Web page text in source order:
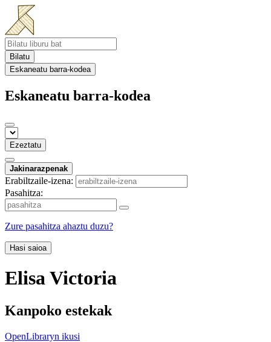
Bilatu
Eskaneatu barra-kodea
Eskaneatu barra-kodea
Ezeztatu
Jakinarazpenak
Erabiltzaile-izena:
Pasahitza:
Zure pasahitza ahaztu duzu?
Hasi saioa
Elisa Victoria
Kanpoko estekak
OpenLibraryn ikusi